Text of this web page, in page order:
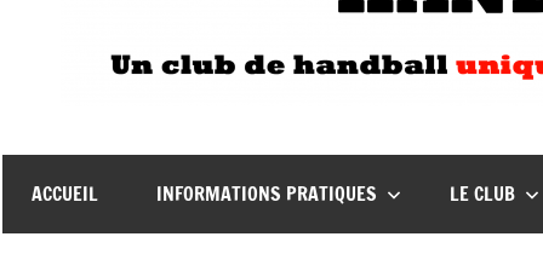
ACCUEIL INFORMATIONS PRATIQUES LE CLUB